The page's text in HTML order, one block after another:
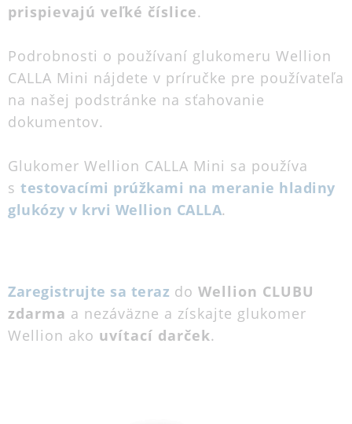
prispievajú veľké číslice.
Podrobnosti o používaní glukomeru Wellion
CALLA Mini nájdete v príručke pre používateľa
na našej podstránke na sťahovanie
dokumentov.
Glukomer Wellion CALLA Mini sa používa
s testovacími prúžkami na meranie hladiny
glukózy v krvi Wellion CALLA.
Zaregistrujte sa teraz do Wellion CLUBU
zdarma a nezáväzne a získajte glukomer
Wellion ako uvítací darček.